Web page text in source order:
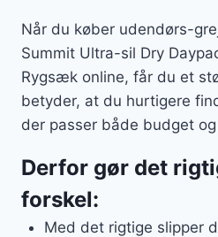
Når du køber udendørs-
Summit Ultra-sil Dry
Rygsæk online, får du et
betyder, at du hurtigere
der passer både budget
Derfor gør det
forskel:
Med det rigtige slipper